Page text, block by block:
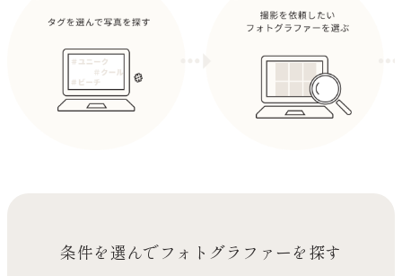
条件を選んでフォトグラファーを探す